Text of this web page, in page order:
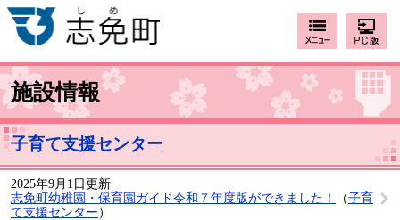
施設情報
子育て支援センター
2025年9月1日更新
志免町幼稚園・保育園ガイド令和７年度版ができました！
（子育
て支援センター ）